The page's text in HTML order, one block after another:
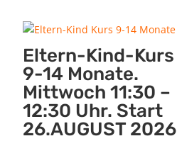
Eltern-Kind-Kurs
9-14 Monate.
Mittwoch 11:30 –
12:30 Uhr. Start
26.AUGUST 2026